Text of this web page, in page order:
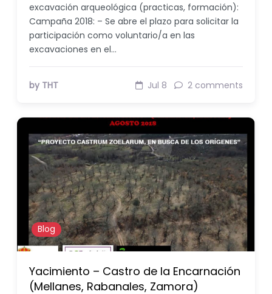
excavación arqueológica (practicas, formación):
Campaña 2018: – Se abre el plazo para solicitar la
participación como voluntario/a en las
excavaciones en el…
by THT Jul 8 2 comments
Blog
Yacimiento – Castro de la Encarnación
(Mellanes, Rabanales, Zamora)